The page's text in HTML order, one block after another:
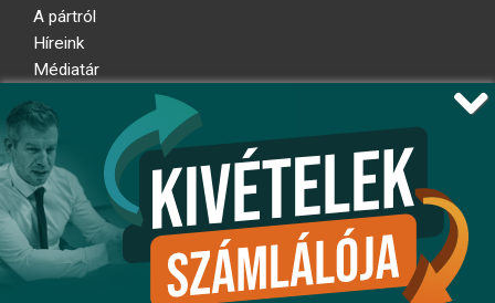
A pártról
Híreink
Médiatár
Adatkezelési nyilatkozat
Átláthatósági nyilatkozat
Ugrás az oldal tetejére
Kövessen minket!